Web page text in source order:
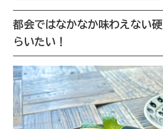
都会ではなかなか味わえない
らいたい！